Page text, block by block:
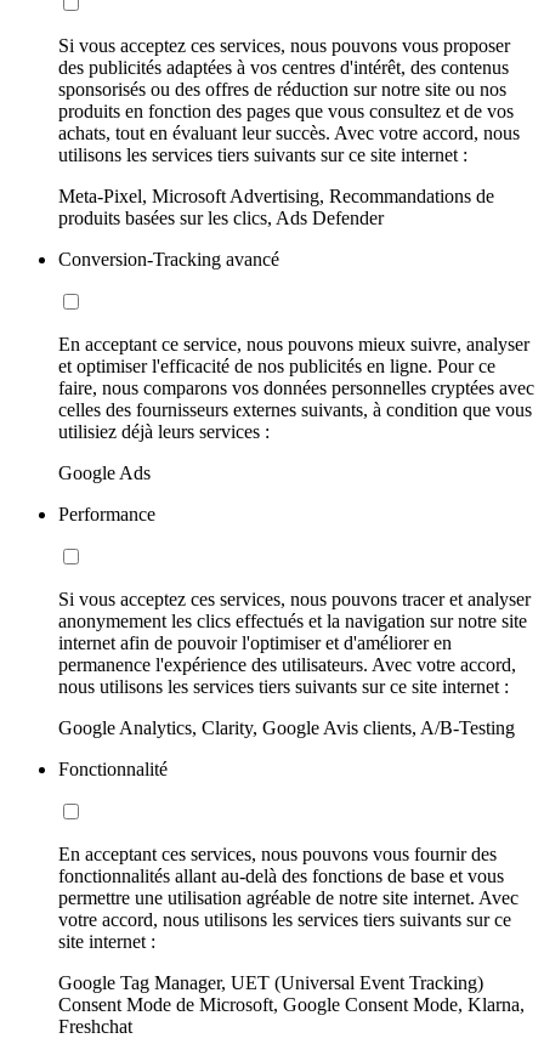
Si vous acceptez ces services, nous pouvons vous proposer
des publicités adaptées à vos centres d'intérêt, des contenus
sponsorisés ou des offres de réduction sur notre site ou nos
produits en fonction des pages que vous consultez et de vos
achats, tout en évaluant leur succès. Avec votre accord, nous
utilisons les services tiers suivants sur ce site internet :
Meta-Pixel, Microsoft Advertising, Recommandations de
produits basées sur les clics, Ads Defender
Conversion-Tracking avancé
En acceptant ce service, nous pouvons mieux suivre, analyser
et optimiser l'efficacité de nos publicités en ligne. Pour ce
faire, nous comparons vos données personnelles cryptées avec
celles des fournisseurs externes suivants, à condition que vous
utilisiez déjà leurs services :
Google Ads
Performance
Si vous acceptez ces services, nous pouvons tracer et analyser
anonymement les clics effectués et la navigation sur notre site
internet afin de pouvoir l'optimiser et d'améliorer en
permanence l'expérience des utilisateurs. Avec votre accord,
nous utilisons les services tiers suivants sur ce site internet :
Google Analytics, Clarity, Google Avis clients, A/B-Testing
Fonctionnalité
En acceptant ces services, nous pouvons vous fournir des
fonctionnalités allant au-delà des fonctions de base et vous
permettre une utilisation agréable de notre site internet. Avec
votre accord, nous utilisons les services tiers suivants sur ce
site internet :
Google Tag Manager, UET (Universal Event Tracking)
Consent Mode de Microsoft, Google Consent Mode, Klarna,
Freshchat